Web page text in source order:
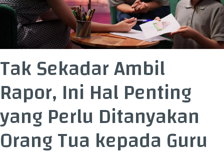
Tak Sekadar Ambil
Rapor, Ini Hal Penting
yang Perlu Ditanyakan
Orang Tua kepada Guru